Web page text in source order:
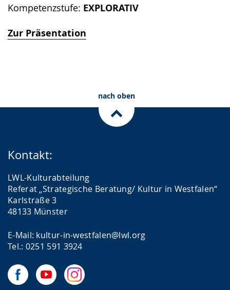
Kompetenzstufe: EXPLORATIV
Zur Präsentation
nach oben
Kontakt:
LWL-Kulturabteilung
Referat „Strategische Beratung/ Kultur in Westfalen“
Karlstraße 3
48133 Münster
E-Mail: kultur-in-westfalen@lwl.org
Tel.: 0251 591 3924